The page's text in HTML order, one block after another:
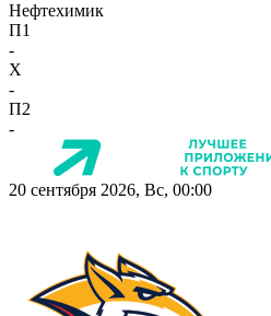
Нефтехимик
П1
-
X
-
П2
-
20 сентября 2026, Вс, 00:00